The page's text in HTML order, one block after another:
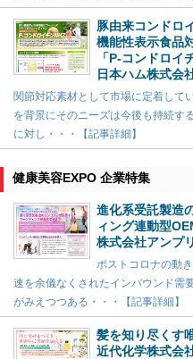
豚由来コンドロ
機能性表示食品
「P-コンドロイ
日本ハム株式会
関節対応素材として市場に定着して
を背景にそのニーズは今後も持続す
に対し・・・【記事詳細】
健康美容EXPO 企業特集
進化系受託製造
ィング連動型
株式会社アンプ
ポストコロナの動
速を余儀なくされたインバウンド需
がみえつつある・・・【記事詳細】
髪を知り尽くす
近代化学株式会